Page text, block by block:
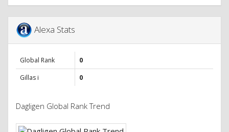
Alexa Stats
Global Rank
0
Gillas i
0
Dagligen Global Rank Trend